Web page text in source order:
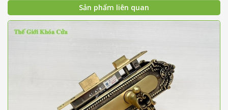
Sản phẩm liên quan